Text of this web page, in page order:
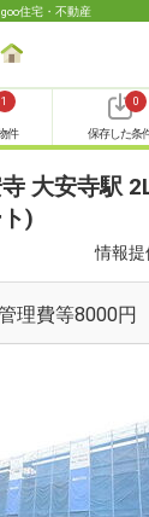
住宅・不動産
1
件
0
保存した条
大安寺駅
)
情報提
理費等8000円